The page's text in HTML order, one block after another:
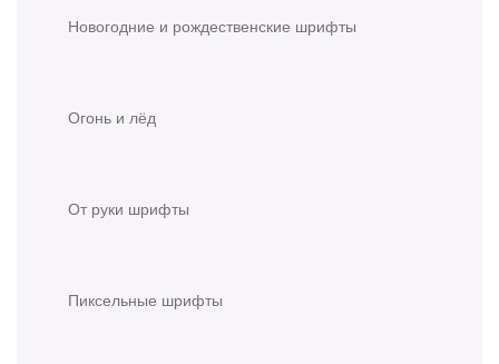
Новогодние и рождественские шрифты
Огонь и лёд
От руки шрифты
Пиксельные шрифты